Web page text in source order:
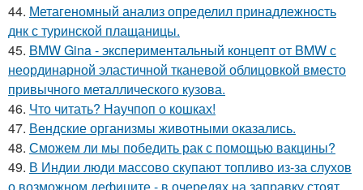
44. Метагеномный анализ определил принадлежность
днк с туринской плащаницы.
45. BMW Gina - экспериментальный концепт от BMW с
неординарной эластичной тканевой облицовкой вместо
привычного металлического кузова.
46. Что читать? Научпоп о кошках!
47. Вендские организмы животными оказались.
48. Сможем ли мы победить рак с помощью вакцины?
49. В Индии люди массово скупают топливо из-за слухов